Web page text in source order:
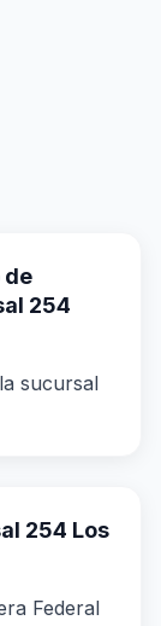
de
254
sucursal
254 Los
Federal